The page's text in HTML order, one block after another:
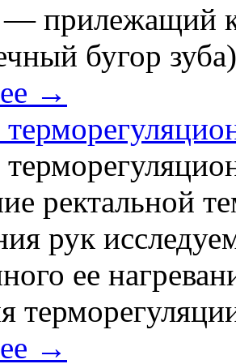
прилежащий к
бугор
→
ректальной
рук
ее
→